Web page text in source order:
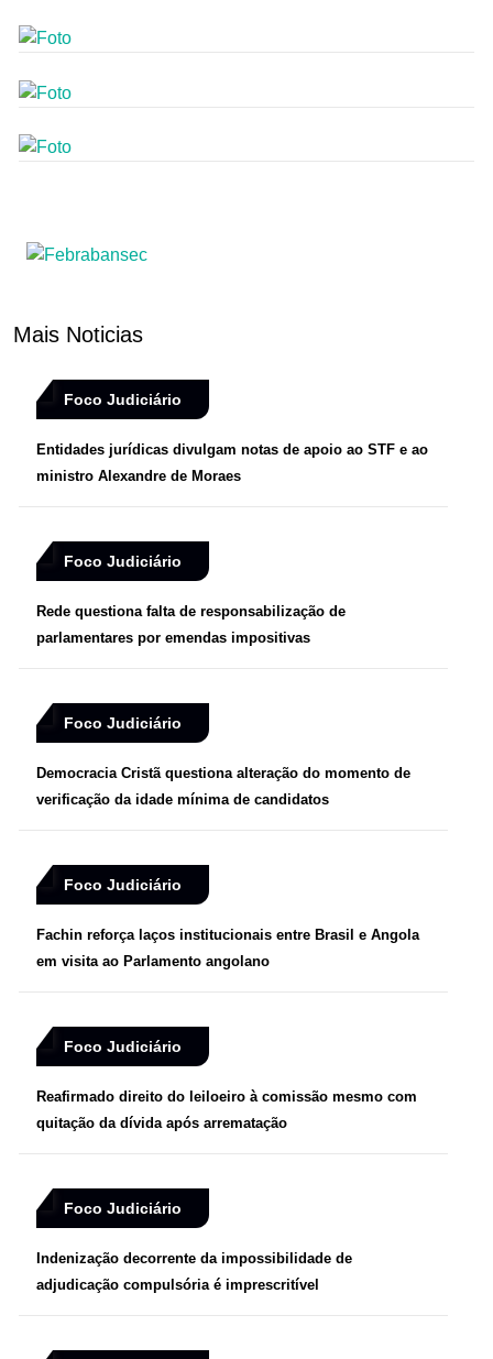
Mais Noticias
Foco Judiciário
Entidades jurídicas divulgam notas de apoio ao STF e ao
ministro Alexandre de Moraes
Foco Judiciário
Rede questiona falta de responsabilização de
parlamentares por emendas impositivas
Foco Judiciário
Democracia Cristã questiona alteração do momento de
verificação da idade mínima de candidatos
Foco Judiciário
Fachin reforça laços institucionais entre Brasil e Angola
em visita ao Parlamento angolano
Foco Judiciário
Reafirmado direito do leiloeiro à comissão mesmo com
quitação da dívida após arrematação
Foco Judiciário
Indenização decorrente da impossibilidade de
adjudicação compulsória é imprescritível